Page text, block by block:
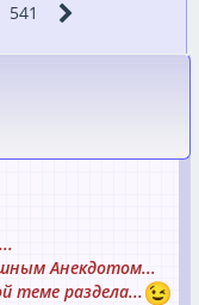
541
Анекдотом...
теме раздела...